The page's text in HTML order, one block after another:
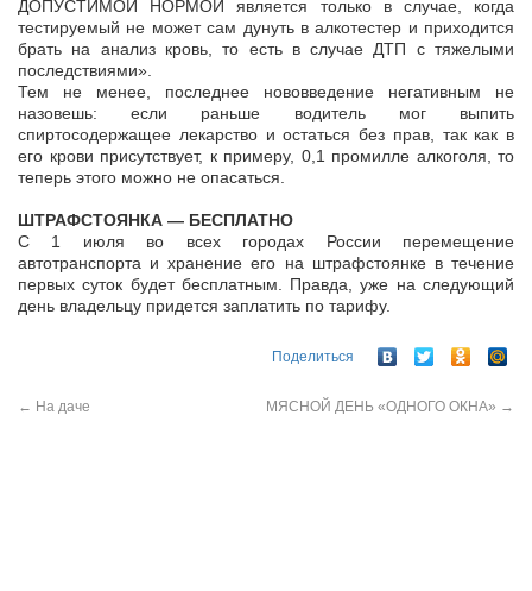
ДОПУСТИМОЙ НОРМОЙ является только в случае, когда
тестируемый не может сам дунуть в алкотестер и приходится
брать на анализ кровь, то есть в случае ДТП с тяжелыми
последствиями».
Тем не менее, последнее нововведение негативным не
назовешь: если раньше водитель мог выпить
спиртосодержащее лекарство и остаться без прав, так как в
его крови присутствует, к примеру, 0,1 промилле алкоголя, то
теперь этого можно не опасаться.
ШТРАФСТОЯНКА — БЕСПЛАТНО
С 1 июля во всех городах России перемещение
автотранспорта и хранение его на штрафстоянке в течение
первых суток будет бесплатным. Правда, уже на следующий
день владельцу придется заплатить по тарифу.
Поделиться
← На даче МЯСНОЙ ДЕНЬ «ОДНОГО ОКНА» →